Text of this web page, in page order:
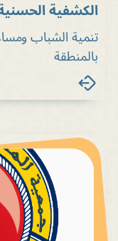
الكشفية
تنمية الشباب
بالمنطقة